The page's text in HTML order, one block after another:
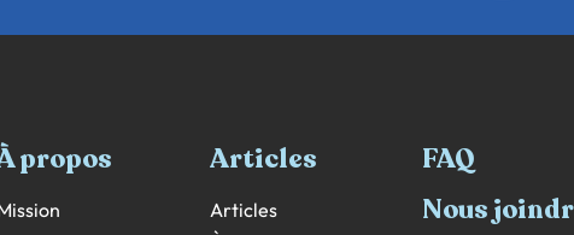
propos Articles
Articles
FAQ
Nous